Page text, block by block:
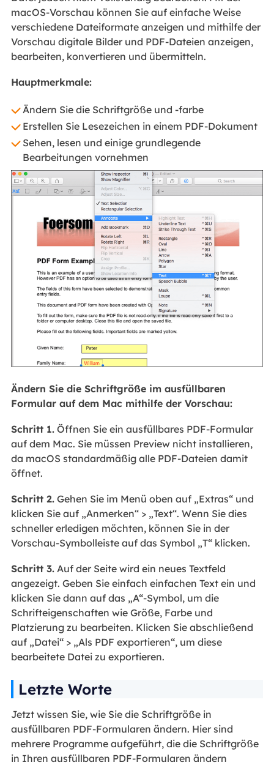
macOS-Vorschau können Sie auf einfache Weise
verschiedene Dateiformate anzeigen und mithilfe der
Vorschau digitale Bilder und PDF-Dateien anzeigen,
bearbeiten, konvertieren und übermitteln.
Hauptmerkmale:
Ändern Sie die Schriftgröße und -farbe
Erstellen Sie Lesezeichen in einem PDF-Dokument
Sehen, lesen und einige grundlegende
Bearbeitungen vornehmen
Ändern Sie die Schriftgröße im ausfüllbaren
Formular auf dem Mac mithilfe der Vorschau:
Schritt 1.Öffnen Sie ein ausfüllbares PDF-Formular
auf dem Mac. Sie müssen Preview nicht installieren,
da macOS standardmäßig alle PDF-Dateien damit
öffnet.
Schritt 2.Gehen Sie im Menü oben auf „Extras“ und
klicken Sie auf „Anmerken“ > „Text“. Wenn Sie dies
schneller erledigen möchten, können Sie in der
Vorschau-Symbolleiste auf das Symbol „T“ klicken.
Schritt 3.Auf der Seite wird ein neues Textfeld
angezeigt. Geben Sie einfach einfachen Text ein und
klicken Sie dann auf das „A“-Symbol, um die
Schrifteigenschaften wie Größe, Farbe und
Platzierung zu bearbeiten. Klicken Sie abschließend
auf „Datei“ > „Als PDF exportieren“, um diese
bearbeitete Datei zu exportieren.
Letzte Worte
Jetzt wissen Sie, wie Sie die Schriftgröße in
ausfüllbaren PDF-Formularen ändern. Hier sind
mehrere Programme aufgeführt, die die Schriftgröße
in Ihren ausfüllbaren PDF-Formularen ändern